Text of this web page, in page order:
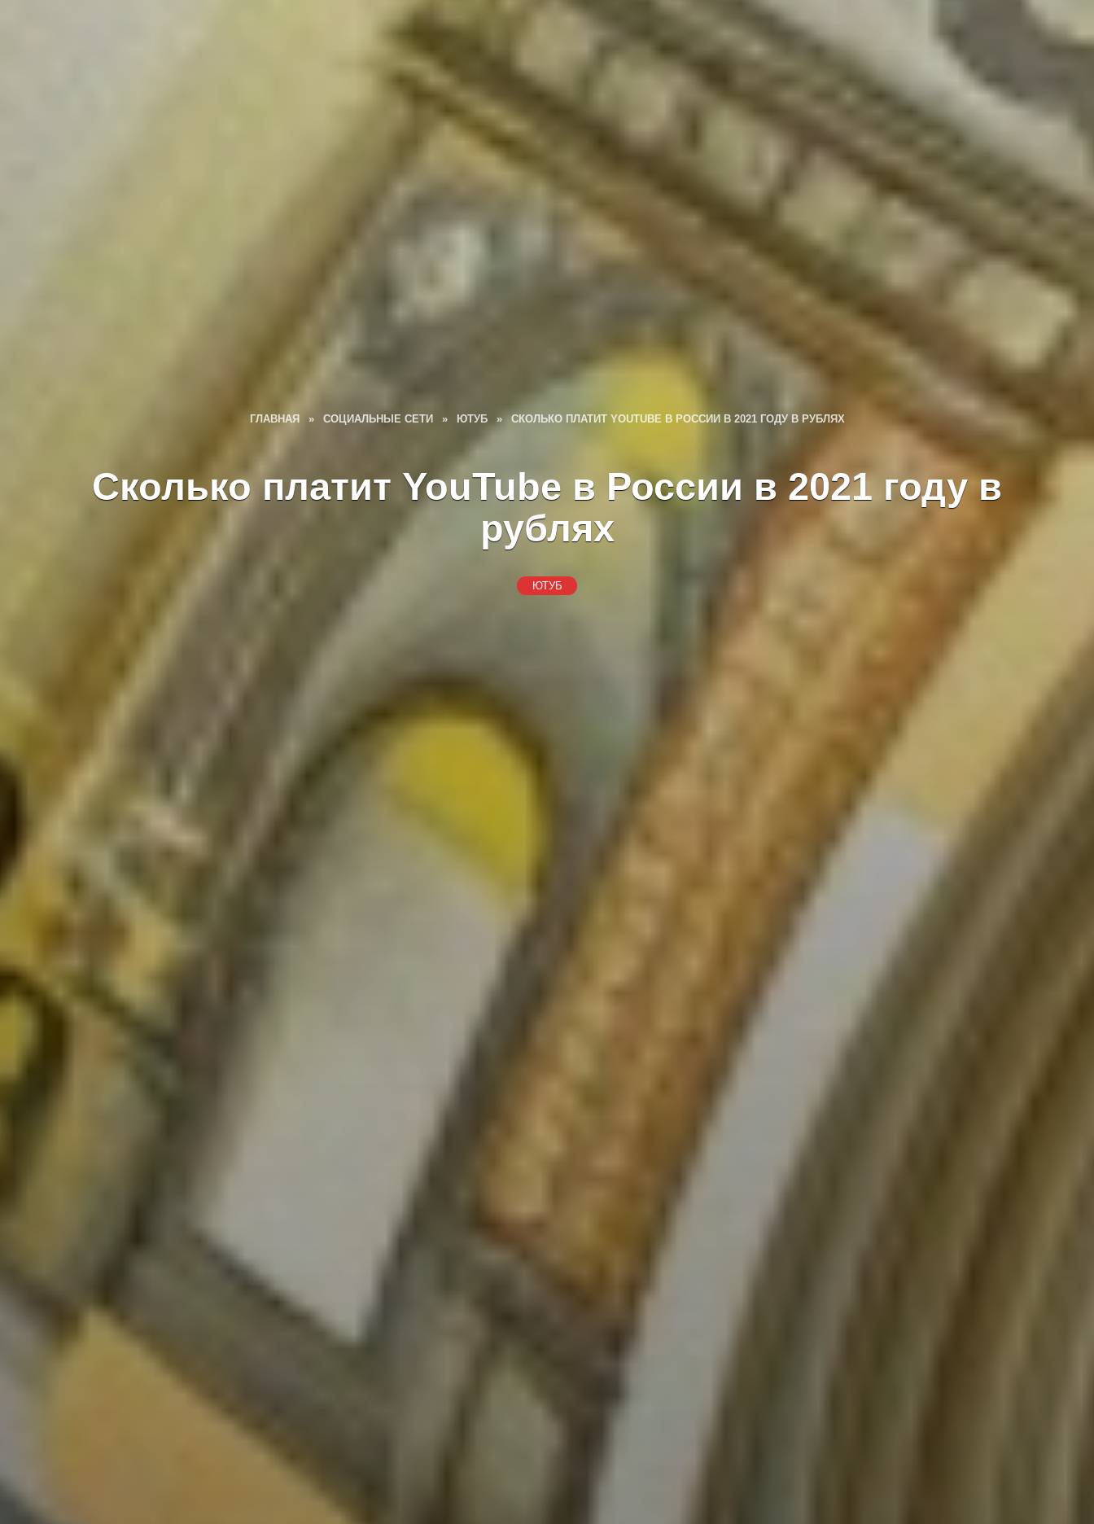
ГЛАВНАЯ » СОЦИАЛЬНЫЕ СЕТИ » ЮТУБ » СКОЛЬКО ПЛАТИТ YOUTUBE В РОССИИ В 2021 ГОДУ В РУБЛЯХ
Сколько платит YouTube в России в 2021 году в
рублях
ЮТУБ